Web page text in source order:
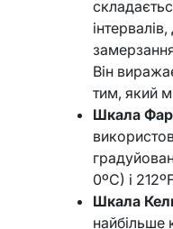
Він
тим, який
Шкала
0ºC) і
Шкала
найбільше